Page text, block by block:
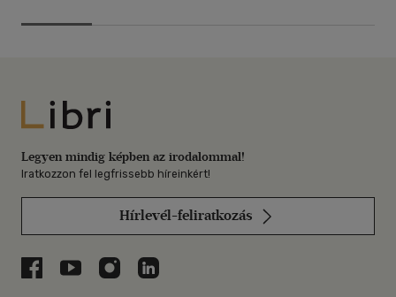
Libri
Legyen mindig képben az irodalommal!
Iratkozzon fel legfrissebb híreinkért!
Hírlevél-feliratkozás
Libri a Facebookon
Libri a Youtube-on
Libri az Instagramon
Libri a LinkedInen